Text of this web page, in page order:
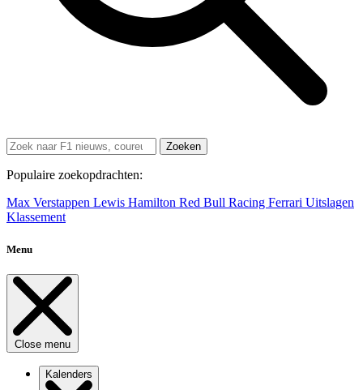
Zoeken
Populaire zoekopdrachten:
Max Verstappen Lewis Hamilton Red Bull Racing Ferrari Uitslagen
Klassement
Menu
Close menu
Kalenders